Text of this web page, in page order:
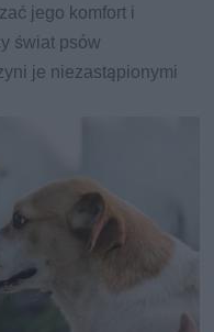
jego komfort i
świat psów
je niezastąpionymi